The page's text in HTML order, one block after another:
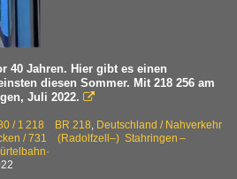
40 Jahren. Hier gibt es einen
diesen Sommer. Mit 218 256 am
Juli 2022. 
/ 1 218 BR 218, Deutschland / Nahverkehr
/ 731 (Radolfzell–) Stahringen –